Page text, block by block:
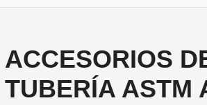
ACCESORIOS
TUBERÍA ASTM